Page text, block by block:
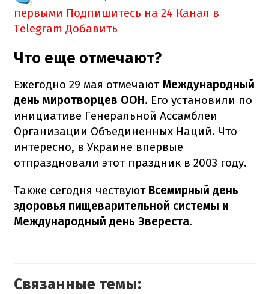
первыми Подпишитесь на 24 Канал в
Telegram Добавить
Что еще отмечают?
Ежегодно 29 мая отмечают Международный
день миротворцев ООН. Его установили по
инициативе Генеральной Ассамблеи
Организации Объединенных Наций. Что
интересно, в Украине впервые
отпраздновали этот праздник в 2003 году.
Также сегодня чествуют Всемирный день
здоровья пищеварительной системы и
Международный день Эвереста.
Связанные темы: